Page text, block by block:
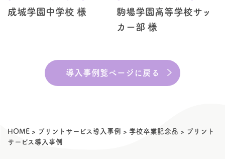
成城学園中学校 様
駒場学園高等学校サッ
カー部 様
導入事例覧ページに戻る
HOME > プリントサービス導入事例 > 学校卒業記念品 > プリント
サービス導入事例